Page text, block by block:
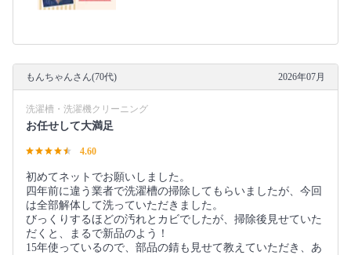
もんちゃんさん(70代) 2026年07月
洗濯槽・洗濯機クリーニング
お任せして大満足
4.60
初めてネットでお願いしました。
四年前に違う業者で洗濯槽の掃除してもらいましたが、今回
は全部解体して洗っていただきました。
びっくりするほどの汚れとカビでしたが、掃除後見せていた
だくと、まるで新品のよう！
15年使っているので、部品の錆も見せて教えていただき、あ